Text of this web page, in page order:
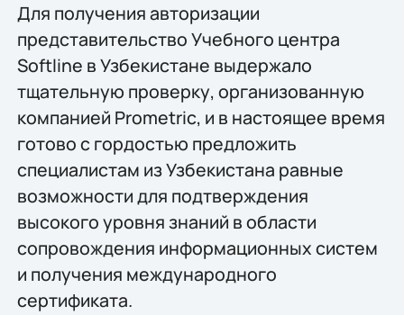
Для получения авторизации
представительство Учебного центра
Softline в Узбекистане выдержало
тщательную проверку, организованную
компанией Prometric, и в настоящее время
готово с гордостью предложить
специалистам из Узбекистана равные
возможности для подтверждения
высокого уровня знаний в области
сопровождения информационных систем
и получения международного
сертификата.